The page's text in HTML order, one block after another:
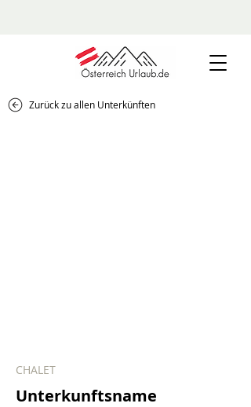
Zurück zu allen Unterkünften
CHALET
Unterkunftsname